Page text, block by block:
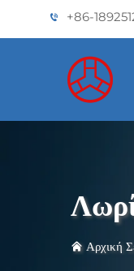
+86-
Αρχική